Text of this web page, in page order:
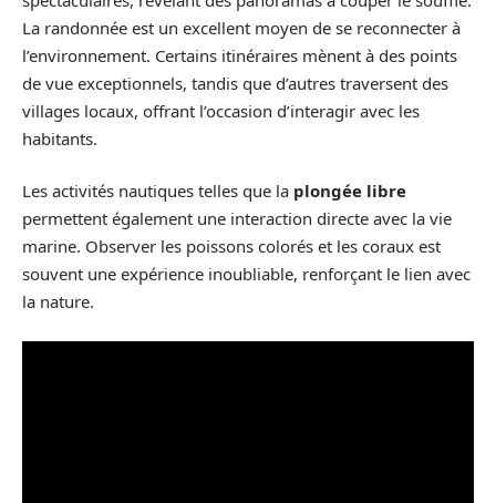
La randonnée est un excellent moyen de se reconnecter à
l’environnement. Certains itinéraires mènent à des points
de vue exceptionnels, tandis que d’autres traversent des
villages locaux, offrant l’occasion d’interagir avec les
habitants.
Les activités nautiques telles que la plongée libre
permettent également une interaction directe avec la vie
marine. Observer les poissons colorés et les coraux est
souvent une expérience inoubliable, renforçant le lien avec
la nature.